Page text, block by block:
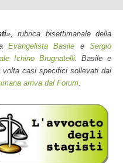
», rubrica bisettimanale della
Evangelista Basile e Sergio
Ichino Brugnatelli. Basile e
volta casi specifici sollevati dai
arriva dal Forum.